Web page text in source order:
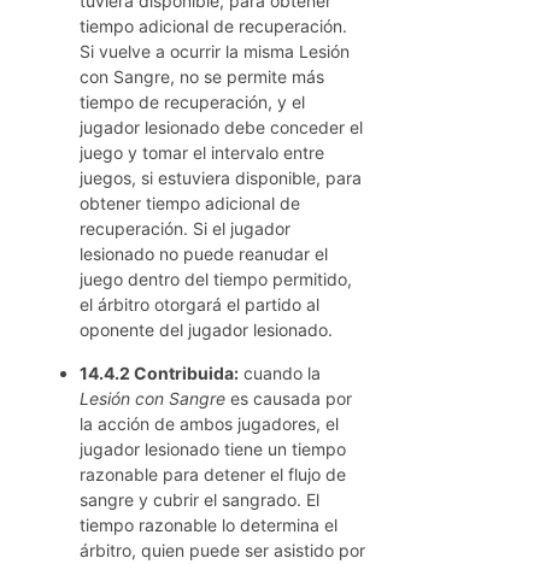
tiempo adicional de recuperación.
Si vuelve a ocurrir la misma Lesión
con Sangre, no se permite más
tiempo de recuperación, y el
jugador lesionado debe conceder el
juego y tomar el intervalo entre
juegos, si estuviera disponible, para
obtener tiempo adicional de
recuperación. Si el jugador
lesionado no puede reanudar el
juego dentro del tiempo permitido,
el árbitro otorgará el partido al
oponente del jugador lesionado.
14.4.2 Contribuida: cuando la
Lesión con Sangre es causada por
la acción de ambos jugadores, el
jugador lesionado tiene un tiempo
razonable para detener el flujo de
sangre y cubrir el sangrado. El
tiempo razonable lo determina el
árbitro, quien puede ser asistido por